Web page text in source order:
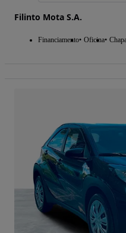
Filinto Mota S.A.
Financiamento Oficina